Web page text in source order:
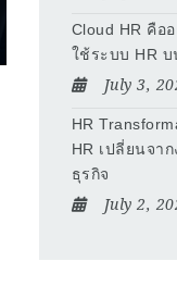
Cloud HR คือ
ใช้ระบบ HR บ
July 3,
HR
HR เปลี่ยนจา
ธุรกิจ
July 2,